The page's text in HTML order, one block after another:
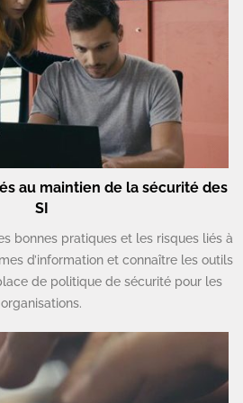
au maintien de la sécurité des
SI
bonnes pratiques et les risques liés à
d’information et connaître les outils
de politique de sécurité pour les
organisations.